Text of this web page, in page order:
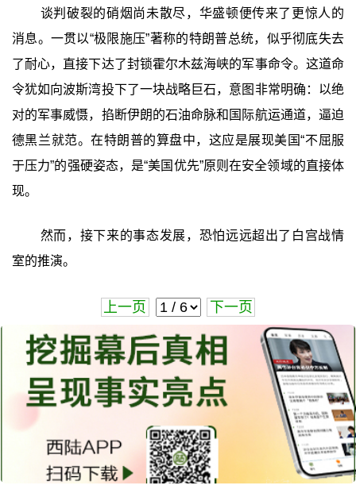
谈判破裂的硝烟尚未散尽，华盛顿便传来了更惊人的
消息。一贯以“极限施压”著称的特朗普总统，似乎彻底失去
了耐心，直接下达了封锁霍尔木兹海峡的军事命令。这道命
令犹如向波斯湾投下了一块战略巨石，意图非常明确：以绝
对的军事威慑，掐断伊朗的石油命脉和国际航运通道，逼迫
德黑兰就范。在特朗普的算盘中，这应是展现美国“不屈服
于压力”的强硬姿态，是“美国优先”原则在安全领域的直接体
现。
然而，接下来的事态发展，恐怕远远超出了白宫战情
室的推演。
上一页 下一页